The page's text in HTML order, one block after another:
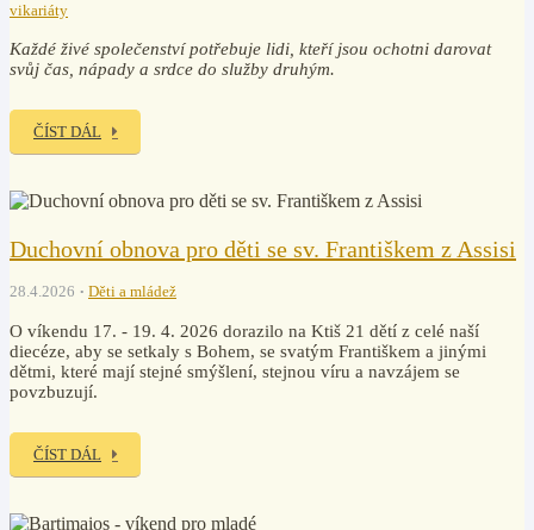
vikariáty
Každé živé společenství potřebuje lidi, kteří jsou ochotni darovat
svůj čas, nápady a srdce do služby druhým.
ČÍST DÁL
Duchovní obnova pro děti se sv. Františkem z Assisi
28.4.2026 Děti a mládež
O víkendu 17. - 19. 4. 2026 dorazilo na Ktiš 21 dětí z celé naší
diecéze, aby se setkaly s Bohem, se svatým Františkem a jinými
dětmi, které mají stejné smýšlení, stejnou víru a navzájem se
povzbuzují.
ČÍST DÁL